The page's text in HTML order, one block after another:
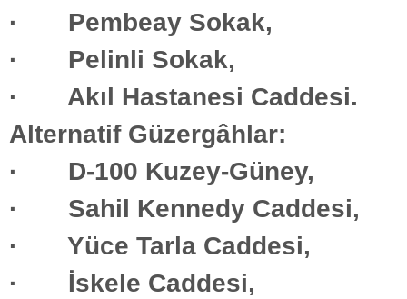
· Pembeay Sokak,
· Pelinli Sokak,
· Akıl Hastanesi Caddesi.
Alternatif Güzergâhlar:
· D-100 Kuzey-Güney,
· Sahil Kennedy Caddesi,
· Yüce Tarla Caddesi,
· İskele Caddesi,